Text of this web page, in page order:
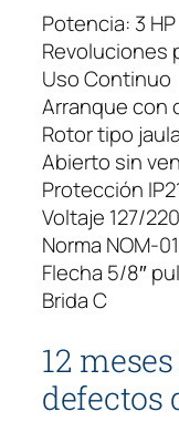
o
f
á
s
i
c
o
3
H
P
2
O
L
O
Potencia: 3 HP
Revoluciones
Uso Continuo
Arranque con
Rotor tipo
Abierto sin
Protección
Voltaje 127/
Norma NOM-
Flecha 5/8″
Brida C
12
defectos